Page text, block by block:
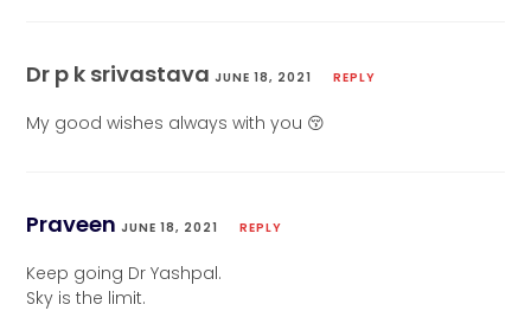
Dr p k srivastavaJUNE 18, 2021 REPLY
My good wishes always with you 😚
Praveen JUNE 18, 2021 REPLY
Keep going Dr Yashpal.
Sky is the limit.